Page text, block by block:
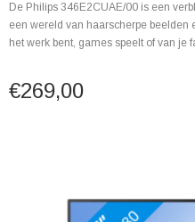
De Philips 346E2CUAE/00 is een
een wereld van haarscherpe
het werk bent, games speelt of van je
€269,00